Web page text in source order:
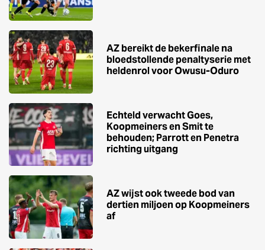
AZ bereikt de bekerfinale na
bloedstollende penaltyserie met
heldenrol voor Owusu-Oduro
Echteld verwacht Goes,
Koopmeiners en Smit te
behouden; Parrott en Penetra
richting uitgang
AZ wijst ook tweede bod van
dertien miljoen op Koopmeiners
af